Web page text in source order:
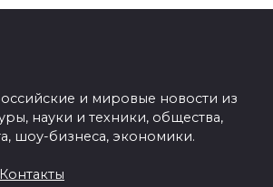
и мировые новости из
науки и техники, общества,
шоу-бизнеса, экономики.
Контакты